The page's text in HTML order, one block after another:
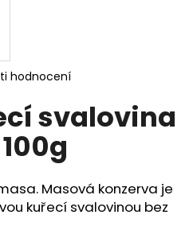
hodnocení
svalovina
Masová konzerva je
kuřecí svalovinou bez